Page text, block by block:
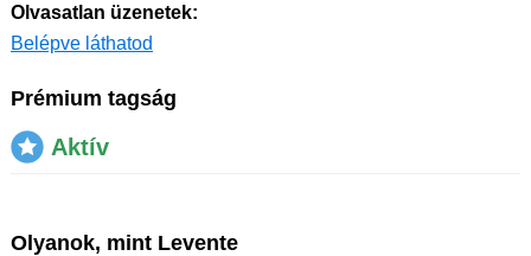
Olvasatlan üzenetek:
Belépve láthatod
Prémium tagság
Aktív
Olyanok, mint Levente